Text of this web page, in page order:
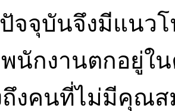
จจุบันจึงมีแนว
พนักงานตกอยู่ใ
ถึงคนที่ไม่มีคุณส